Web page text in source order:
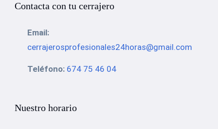
Contacta con tu cerrajero
Email:
cerrajerosprofesionales24horas@gmail.com
Teléfono: 674 75 46 04
Nuestro horario